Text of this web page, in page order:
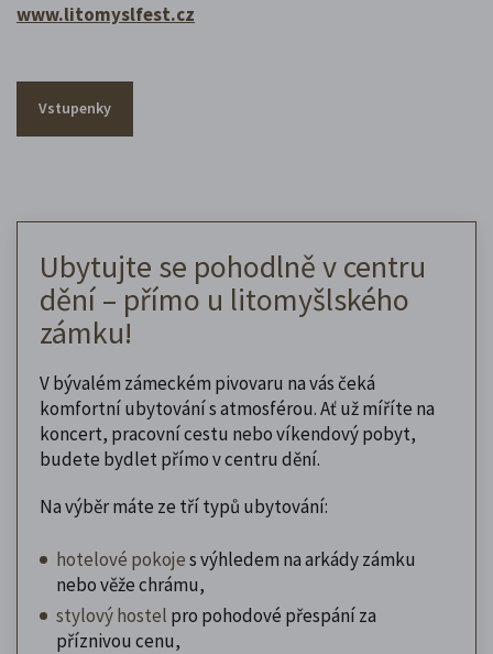
www.litomyslfest.cz
Vstupenky
Ubytujte se pohodlně v centru
dění – přímo u litomyšlského
zámku!
V bývalém zámeckém pivovaru na vás čeká
komfortní ubytování s atmosférou. Ať už míříte na
koncert, pracovní cestu nebo víkendový pobyt,
budete bydlet přímo v centru dění.
Na výběr máte ze tří typů ubytování:
hotelové pokojes výhledem na arkády zámku
nebo věže chrámu,
stylový hostel pro pohodové přespání za
příznivou cenu,